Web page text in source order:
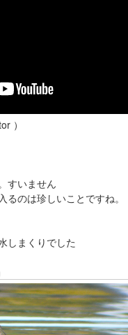
）
すいません
のは珍しいことですね。
しまくりでした